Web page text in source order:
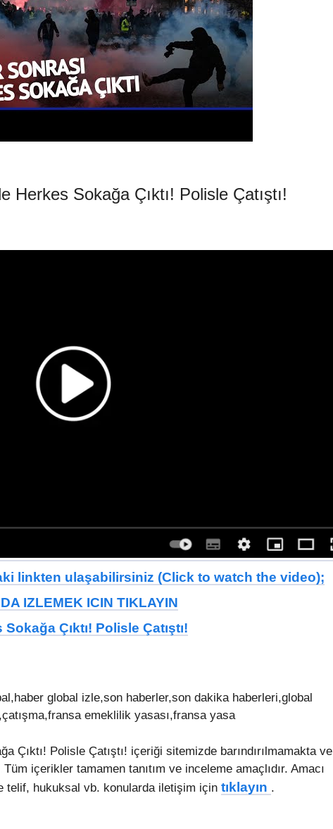
Herkes Sokağa Çıktı! Polisle Çatıştı!
linkten ulaşabilirsiniz (Click to watch the video);
IZLEMEK ICIN TIKLAYIN
Çıktı! Polisle Çatıştı!
global izle,son haberler,son dakika haberleri,global
emeklilik yasası,fransa yasa
Çıktı! Polisle Çatıştı! içeriği sitemizde barındırılmamakta ve
içerikler tamamen tanıtım ve inceleme amaçlıdır. Amacı
telif, hukuksal vb. konularda iletişim için tıklayın .